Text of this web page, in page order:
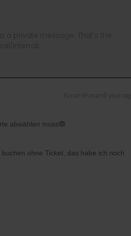
private message. That's the
Interrail.
Forum|Forum|1 year ago
abwählen muss🙈
ohne Ticket, das habe ich noch